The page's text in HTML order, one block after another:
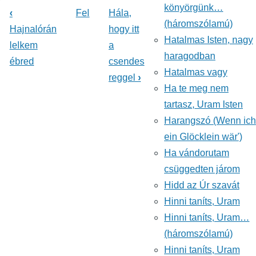
Könyv
kereszthivatkozásai
ehhez:
‹
Hajnalórán
lelkem
ébred
Fel
Hála,
hogy itt
a
csendes
reggel ›
könyörgünk…
(háromszólamú)
Hatalmas Isten, nagy
haragodban
Hatalmas vagy
Ha te meg nem
tartasz, Uram Isten
Harangszó (Wenn ich
ein Glöcklein wär')
Ha vándorutam
csüggedten járom
Hidd az Úr szavát
Hinni taníts, Uram
Hinni taníts, Uram…
(háromszólamú)
Hinni taníts, Uram